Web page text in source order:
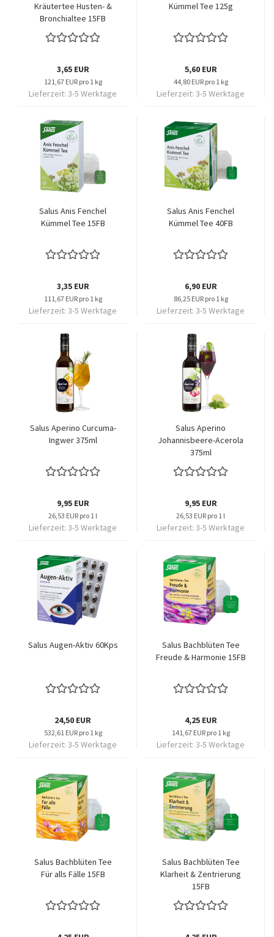
Kräutertee Husten- &
Bronchialtee 15FB
3,65 EUR
121,67 EUR pro 1 kg
Lieferzeit: 3-5 Werktage
Kümmel Tee 125g
5,60 EUR
44,80 EUR pro 1 kg
Lieferzeit: 3-5 Werktage
Salus Anis Fenchel
Kümmel Tee 15FB
3,35 EUR
111,67 EUR pro 1 kg
Lieferzeit: 3-5 Werktage
Salus Anis Fenchel
Kümmel Tee 40FB
6,90 EUR
86,25 EUR pro 1 kg
Lieferzeit: 3-5 Werktage
Salus Aperino Curcuma-
Ingwer 375ml
9,95 EUR
26,53 EUR pro 1 l
Lieferzeit: 3-5 Werktage
Salus Aperino
Johannisbeere-Acerola
375ml
9,95 EUR
26,53 EUR pro 1 l
Lieferzeit: 3-5 Werktage
Salus Augen-Aktiv 60Kps
24,50 EUR
532,61 EUR pro 1 kg
Lieferzeit: 3-5 Werktage
Salus Bachblüten Tee
Freude & Harmonie 15FB
4,25 EUR
141,67 EUR pro 1 kg
Lieferzeit: 3-5 Werktage
Salus Bachblüten Tee
Für alls Fälle 15FB
Salus Bachblüten Tee
Klarheit & Zentrierung
15FB